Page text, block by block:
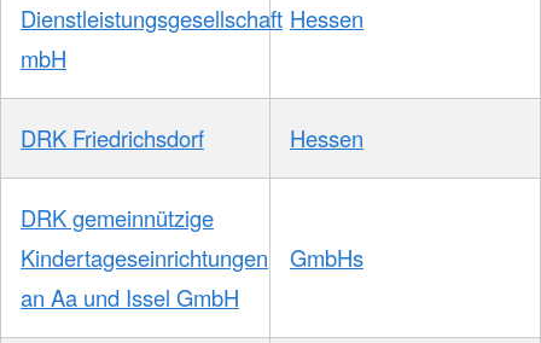
Dienstleistungsgesellschaft
mbH
Hessen
DRK Friedrichsdorf Hessen
DRK gemeinnützige
Kindertageseinrichtungen
an Aa und Issel GmbH
GmbHs